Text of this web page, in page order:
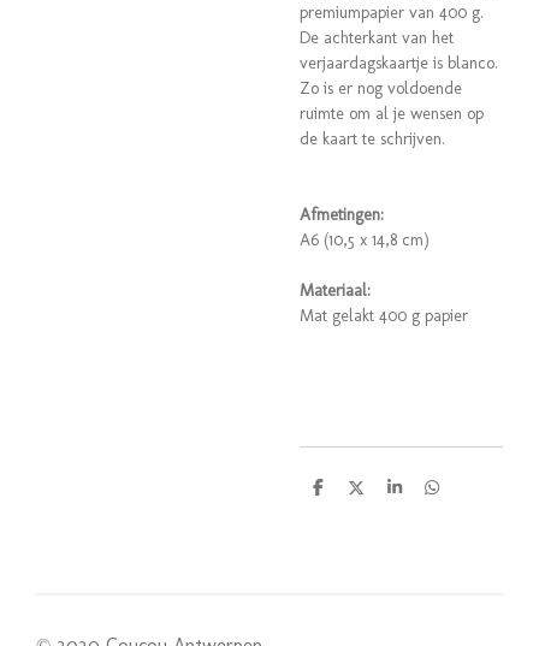
premiumpapier van 400 g.
De achterkant van het
verjaardagskaartje is blanco.
Zo is er nog voldoende
ruimte om al je wensen op
de kaart te schrijven.
Afmetingen:
A6 (10,5 x 14,8 cm)
Materiaal:
Mat gelakt 400 g papier
D
D
S
D